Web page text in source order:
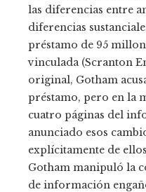
las diferencias entre
diferencias
préstamo de 95
vinculada (Scranton
original, Gotham
préstamo, pero en la
cuatro páginas del
anunciado esos
explícitamente de
Gotham manipuló la
de información